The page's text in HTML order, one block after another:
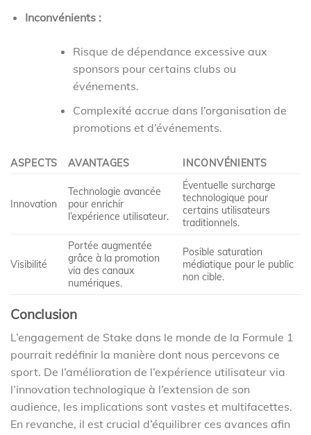
Inconvénients :
Risque de dépendance excessive aux
sponsors pour certains clubs ou
événements.
Complexité accrue dans l’organisation de
promotions et d’événements.
ASPECTS AVANTAGES INCONVÉNIENTS
Innovation
Technologie avancée
pour enrichir
l’expérience utilisateur.
Éventuelle surcharge
technologique pour
certains utilisateurs
traditionnels.
Visibilité
Portée augmentée
grâce à la promotion
via des canaux
numériques.
Posible saturation
médiatique pour le public
non cible.
Conclusion
L’engagement de Stake dans le monde de la Formule 1
pourrait redéfinir la manière dont nous percevons ce
sport. De l’amélioration de l’expérience utilisateur via
l’innovation technologique à l’extension de son
audience, les implications sont vastes et multifacettes.
En revanche, il est crucial d’équilibrer ces avances afin